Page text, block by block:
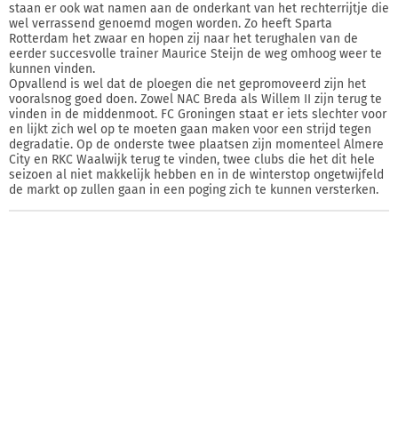
staan er ook wat namen aan de onderkant van het rechterrijtje die
wel verrassend genoemd mogen worden. Zo heeft Sparta
Rotterdam het zwaar en hopen zij naar het terughalen van de
eerder succesvolle trainer Maurice Steijn de weg omhoog weer te
kunnen vinden.
Opvallend is wel dat de ploegen die net gepromoveerd zijn het
vooralsnog goed doen. Zowel NAC Breda als Willem II zijn terug te
vinden in de middenmoot. FC Groningen staat er iets slechter voor
en lijkt zich wel op te moeten gaan maken voor een strijd tegen
degradatie. Op de onderste twee plaatsen zijn momenteel Almere
City en RKC Waalwijk terug te vinden, twee clubs die het dit hele
seizoen al niet makkelijk hebben en in de winterstop ongetwijfeld
de markt op zullen gaan in een poging zich te kunnen versterken.